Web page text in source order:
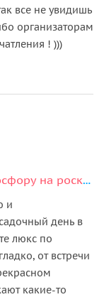
все не увидишь
организаторам
! )))
Захватывающее путешествие по Босфору на роскошной индивидуальной яхте
и
день в
люкс по
от встречи
какие-то